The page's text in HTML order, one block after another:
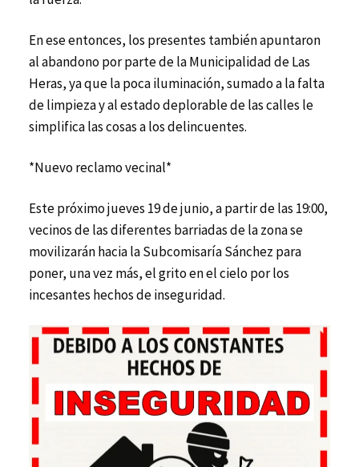
En ese entonces, los presentes también apuntaron
al abandono por parte de la Municipalidad de Las
Heras, ya que la poca iluminación, sumado a la falta
de limpieza y al estado deplorable de las calles le
simplifica las cosas a los delincuentes.
*Nuevo reclamo vecinal*
Este próximo jueves 19 de junio, a partir de las 19:00,
vecinos de las diferentes barriadas de la zona se
movilizarán hacia la Subcomisaría Sánchez para
poner, una vez más, el grito en el cielo por los
incesantes hechos de inseguridad.